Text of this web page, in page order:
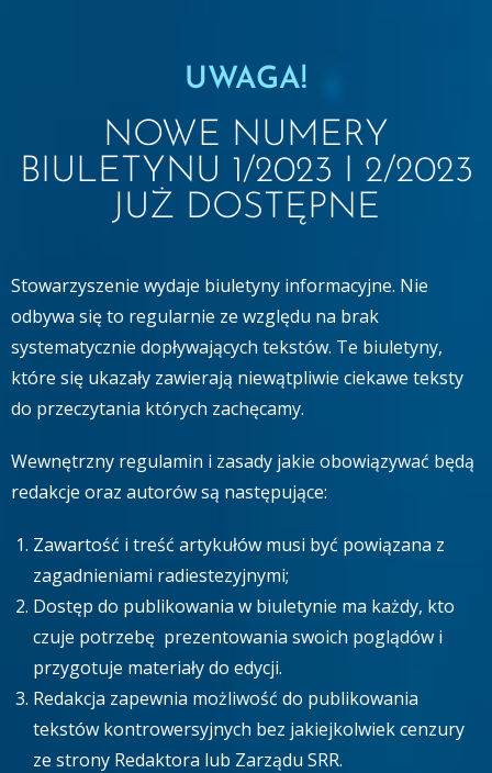
UWAGA!
NOWE NUMERY
BIULETYNU 1/2023 I 2/2023
JUŻ DOSTĘPNE
Stowarzyszenie wydaje biuletyny informacyjne. Nie
odbywa się to regularnie ze względu na brak
systematycznie dopływających tekstów. Te biuletyny,
które się ukazały zawierają niewątpliwie ciekawe teksty
do przeczytania których zachęcamy.
Wewnętrzny regulamin i zasady jakie obowiązywać będą
redakcje oraz autorów są następujące:
Zawartość i treść artykułów musi być powiązana z
zagadnieniami radiestezyjnymi;
Dostęp do publikowania w biuletynie ma każdy, kto
czuje potrzebę prezentowania swoich poglądów i
przygotuje materiały do edycji.
Redakcja zapewnia możliwość do publikowania
tekstów kontrowersyjnych bez jakiejkolwiek cenzury
ze strony Redaktora lub Zarządu SRR.